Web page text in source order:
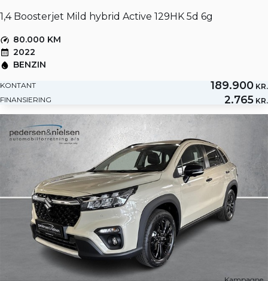
1,4 Boosterjet Mild hybrid Active 129HK 5d 6g
80.000 KM
2022
BENZIN
KONTANT 189.900 KR.
FINANSIERING
2.765 KR.